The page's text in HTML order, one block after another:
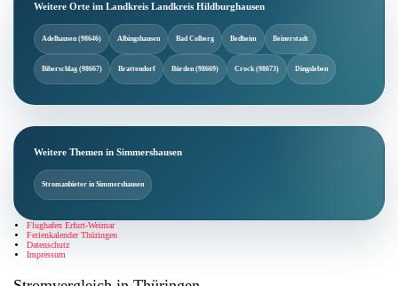
Weitere Orte im Landkreis Landkreis Hildburghausen
Adelhausen (98646) Albingshausen Bad Colberg Bedheim Beinerstadt
Biberschlag (98667) Brattendorf Bürden (98669) Crock (98673) Dingsleben
Weitere Themen in Simmershausen
Stromanbieter in Simmershausen
Flughafen Erfurt-Weimar
Ferienkalender Thüringen
Datenschutz
Impressum